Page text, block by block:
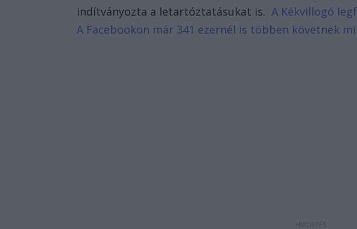
indítványozta a letartóztatásukat is.A Kékvillogó
A Facebookon már 341 ezernél is többen követnek